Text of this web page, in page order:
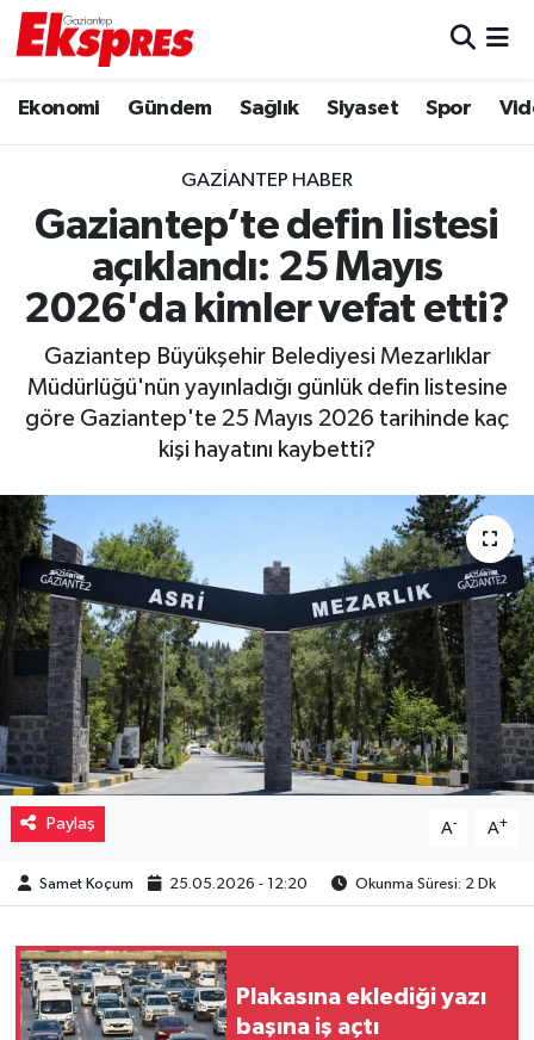
Ekonomi Gündem Sağlık Siyaset Spor
GAZIANTEP HABER
Gaziantep’te defin listesi
açıklandı: 25 Mayıs
2026'da kimler vefat etti?
Gaziantep Büyükşehir Belediyesi Mezarlıklar
Müdürlüğü'nün yayınladığı günlük defin listesine
göre Gaziantep'te 25 Mayıs 2026 tarihinde kaç
kişi hayatını kaybetti?
Paylaş A- A+
Samet Koçum 25.05.2026 - 12:20 Okunma Süresi: 2 Dk
Plakasına eklediği yazı
başına iş açtı
Ekonomi
Gaziantep son dakika
Genel
Haberler
Kültür Sanat
Müzik
Piyasa
Resmi İlanlar
Sağlık
Sinemalar
Siyaset
Spor
Teknoloji
Trafik Durumu
Puan Durumu ve Fikstür
Tüm Manşetler
Haber Arşivi